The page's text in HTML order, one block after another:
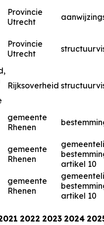
Provincie
Utrecht
Provincie
Utrecht
Rijksoverheid
gemeente
Rhenen
gemeente
Rhenen
artikel 10
gemeente
Rhenen
artikel 10
2022 2023 2024